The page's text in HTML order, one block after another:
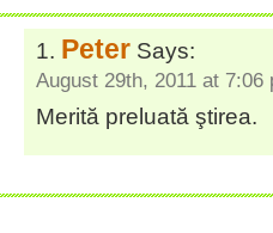
Peter Says:
August 29th, 2011 at 7:06
Merită preluată ştirea.